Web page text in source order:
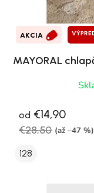
AKCIA
MAYORAL
od €14,90
€28,50 (až –47 %)
128